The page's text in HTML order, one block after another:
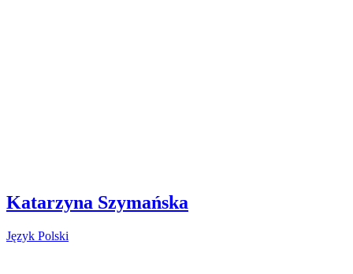
Katarzyna Szymańska
Język Polski